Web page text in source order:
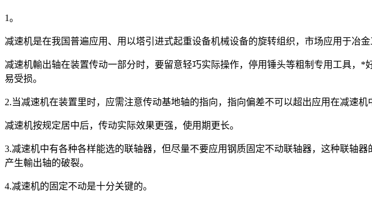
1。
减速机是在我国普遍应用、用以塔引进式起重设备机械设备的旋转组织，市场应用于冶
减速机輸出轴在装置传动一部分时，要留意轻巧实际操作，停用锤头等粗制专用工具，
易受损。
2.当减速机在装置里时，应需注意传动基地轴的指向，指向偏差不可以超出应用在减速机
减速机按规定居中后，传动实际效果更强，使用期更长。
3.减速机中有各种各样能选的联轴器，但尽量不要应用钢质固定不动联轴器，这种联轴
产生輸出轴的破裂。
4.减速机的固定不动是十分关键的。